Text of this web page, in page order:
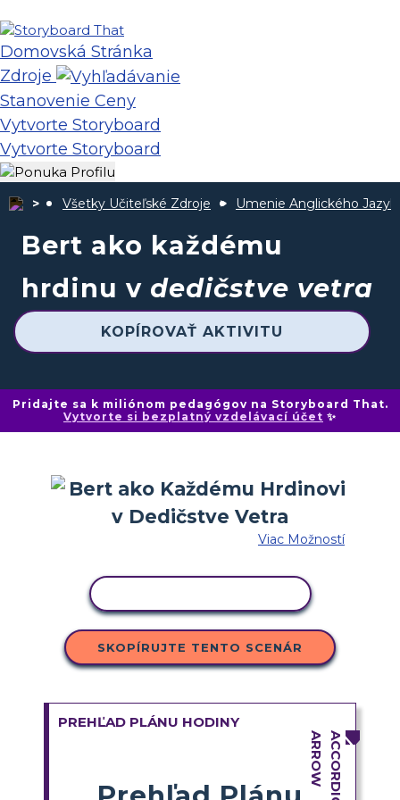
Domovská Stránka
Zdroje
Stanovenie Ceny
Vytvorte Storyboard
Vytvorte Storyboard
Všetky Učiteľské Zdroje Umenie Anglického
Bert ako každému
hrdinu v dedičstve vetra
KOPÍROVAŤ AKTIVITU
Pridajte sa k miliónom pedagógov na Storyboard That.
Vytvorte si bezplatný vzdelávací účet ✨
Viac Možností
SKOPÍRUJTE TENTO SCENÁR
PREHĽAD PLÁNU HODINY